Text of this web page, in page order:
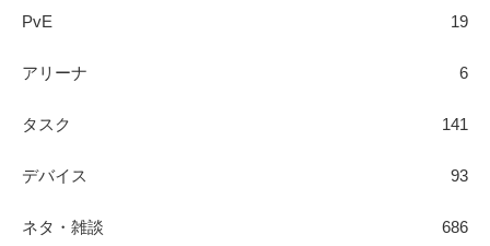
PvE 19
アリーナ 6
タスク 141
デバイス 93
ネタ・雑談 686